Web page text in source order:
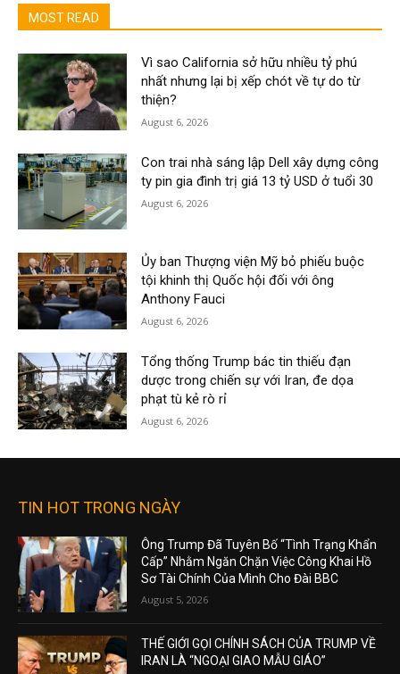
MOST READ
Vì sao California sở hữu nhiều tỷ phú
nhất nhưng lại bị xếp chót về tự do từ
thiện?
August 6, 2026
Con trai nhà sáng lập Dell xây dựng công
ty pin gia đình trị giá 13 tỷ USD ở tuổi 30
August 6, 2026
Ủy ban Thượng viện Mỹ bỏ phiếu buộc
tội khinh thị Quốc hội đối với ông
Anthony Fauci
August 6, 2026
Tổng thống Trump bác tin thiếu đạn
dược trong chiến sự với Iran, đe dọa
phạt tù kẻ rò rỉ
August 6, 2026
TIN HOT TRONG NGÀY
Ông Trump Đã Tuyên Bố “Tình Trạng Khẩn
Cấp” Nhằm Ngăn Chặn Việc Công Khai Hồ
Sơ Tài Chính Của Mình Cho Đài BBC
August 5, 2026
THẾ GIỚI GỌI CHÍNH SÁCH CỦA TRUMP VỀ
IRAN LÀ “NGOẠI GIAO MẪU GIÁO”